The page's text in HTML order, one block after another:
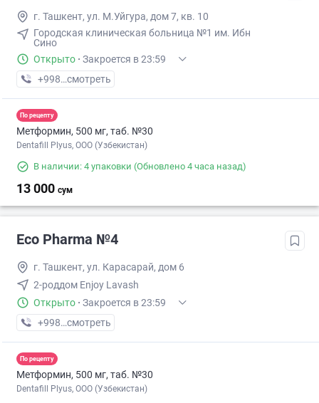
г. Ташкент, ул. М.Уйгура, дом 7, кв. 10
Городская клиническая больница №1 им. Ибн
Сино
Открыто · Закроется в 23:59
+998 (71) XXX-XX-XX
смотреть
По рецепту
Метформин, 500 мг, таб. №30
Dentafill Plyus, ООО (Узбекистан)
В наличии: 4 упаковки (Обновлено 4 часа назад)
13 000 сум
Eco Pharma №4
г. Ташкент, ул. Карасарай, дом 6
2-роддом Enjoy Lavash
Открыто · Закроется в 23:59
+998 (55) XXX-XX-XX
смотреть
По рецепту
Метформин, 500 мг, таб. №30
Dentafill Plyus, ООО (Узбекистан)